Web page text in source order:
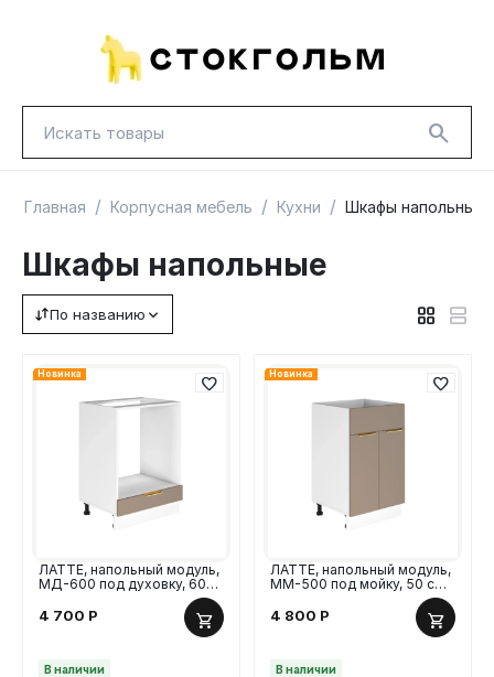
НОВИНКИ
Главная / Корпусная мебель / Кухни / Шкафы напольные
Шкафы напольные
По названию
Новинка
ЛАТТЕ, напольный модуль,
МД-600 под духовку, 60
4 700 Р
В наличии
Новинка
ЛАТТЕ, напольный модуль,
ММ-500 под мойку, 50 см,
4 800 Р
В наличии